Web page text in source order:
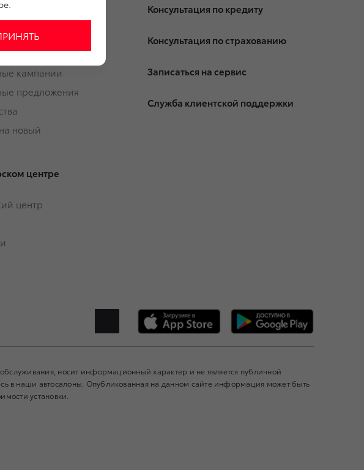
ТО и запись
кампании
предложения
новый
центре
центр
Консультация по кредиту
Консультация по страхованию
Записаться на сервис
Служба клиентской поддержки
носит информационный характер и не является публичной
наши автосалоны. Опубликованная на данном сайте информация может быть
установки.